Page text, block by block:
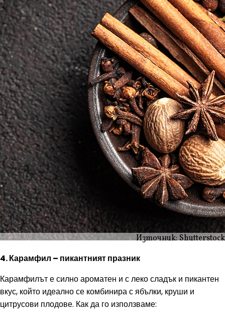
Източник: Shutterstock
4. Карамфил – пикантният празник
Карамфилът е силно ароматен и с леко сладък и пикантен
вкус, който идеално се комбинира с ябълки, круши и
цитрусови плодове. Как да го използваме: